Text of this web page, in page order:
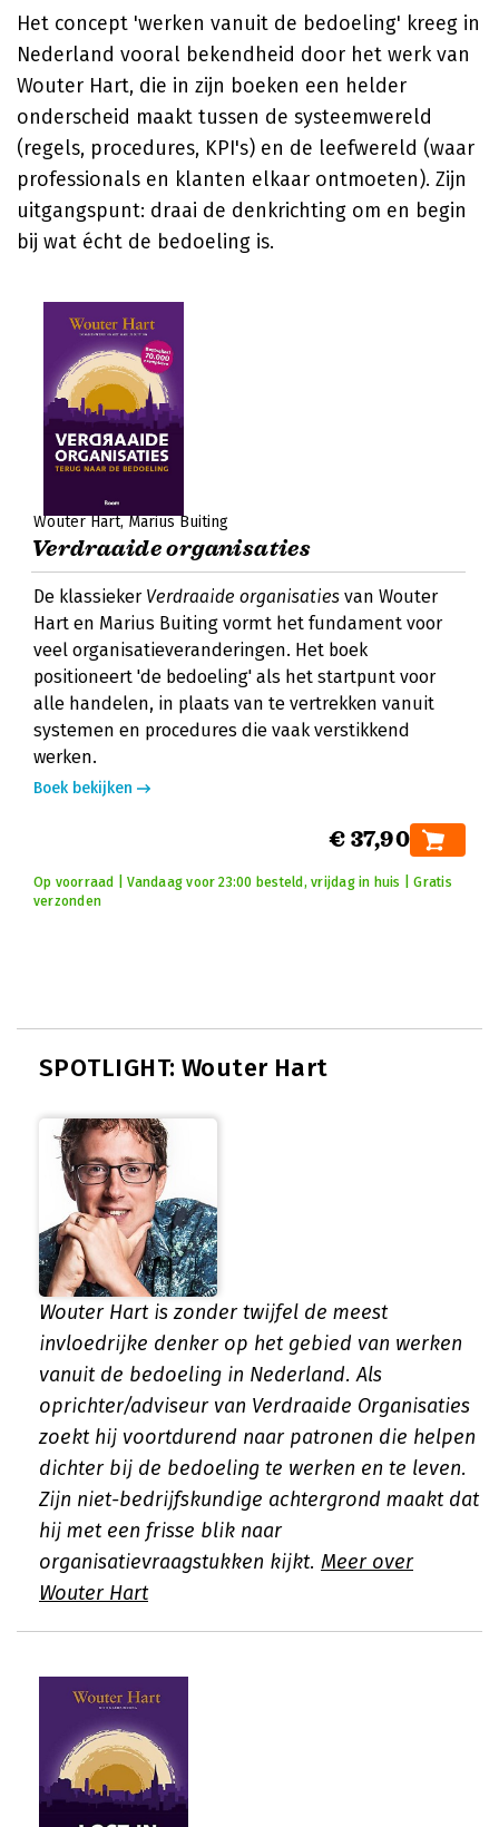
Het concept 'werken vanuit de bedoeling' kreeg in
Nederland vooral bekendheid door het werk van
Wouter Hart, die in zijn boeken een helder
onderscheid maakt tussen de systeemwereld
(regels, procedures, KPI's) en de leefwereld (waar
professionals en klanten elkaar ontmoeten). Zijn
uitgangspunt: draai de denkrichting om en begin
bij wat écht de bedoeling is.
Wouter Hart Marius Buiting
Verdraaide organisaties
De klassieker Verdraaide organisaties van Wouter
Hart en Marius Buiting vormt het fundament voor
veel organisatieveranderingen. Het boek
positioneert 'de bedoeling' als het startpunt voor
alle handelen, in plaats van te vertrekken vanuit
systemen en procedures die vaak verstikkend
werken.
Boek bekijken
€ 37,90
Op voorraad | Vandaag voor 23:00 besteld, vrijdag in huis | Gratis
verzonden
SPOTLIGHT: Wouter Hart
Wouter Hart is zonder twijfel de meest
invloedrijke denker op het gebied van werken
vanuit de bedoeling in Nederland. Als
oprichter/adviseur van Verdraaide Organisaties
zoekt hij voortdurend naar patronen die helpen
dichter bij de bedoeling te werken en te leven.
Zijn niet-bedrijfskundige achtergrond maakt dat
hij met een frisse blik naar
organisatievraagstukken kijkt. Meer over
Wouter Hart